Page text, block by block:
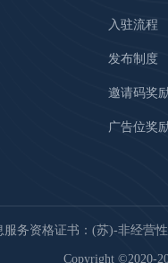
入驻流程
发布制度
邀请码奖
广告位奖
服务资格证书：(苏)-非经营性
Copyright ©2020-